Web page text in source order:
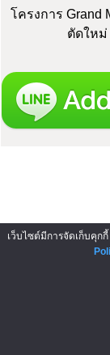
โครงการ
ตัดให
เว็บไซต์มีการจัดเก็บคุก